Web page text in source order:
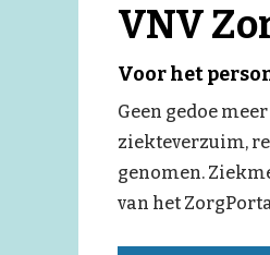
VNV
Voor het
Geen gedoe
ziekteverzuim,
genomen.
van het